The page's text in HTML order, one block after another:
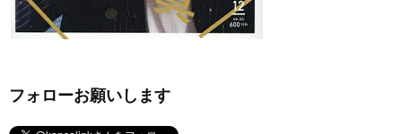
フォローお願いします